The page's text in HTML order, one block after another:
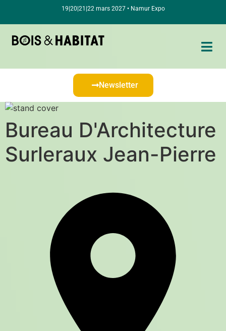
19|20|21|22 mars 2027 • Namur Expo
Newsletter
Bureau D'Architecture
Surleraux Jean-Pierre